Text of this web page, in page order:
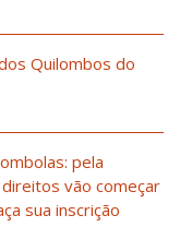
Quilombos do
pela
vão começar
sua inscrição